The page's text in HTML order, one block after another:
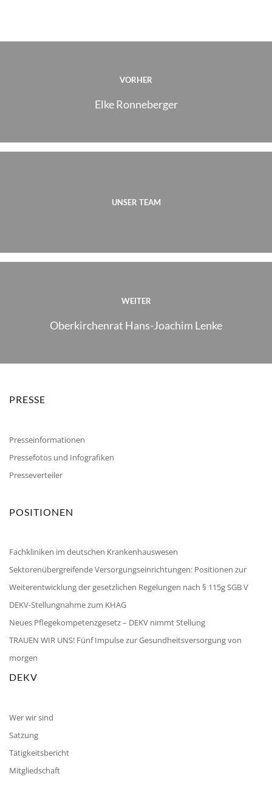
VORHER
Elke Ronneberger
UNSER TEAM
WEITER
Oberkirchenrat Hans-Joachim Lenke
PRESSE
Presseinformationen
Pressefotos und Infografiken
Presseverteiler
POSITIONEN
Fachkliniken im deutschen Krankenhauswesen
Sektorenübergreifende Versorgungseinrichtungen: Positionen zur
Weiterentwicklung der gesetzlichen Regelungen nach § 115g SGB V
DEKV-Stellungnahme zum KHAG
Neues Pflegekompetenzgesetz – DEKV nimmt Stellung
TRAUEN WIR UNS! Fünf Impulse zur Gesundheitsversorgung von
morgen
DEKV
Wer wir sind
Satzung
Tätigkeitsbericht
Mitgliedschaft